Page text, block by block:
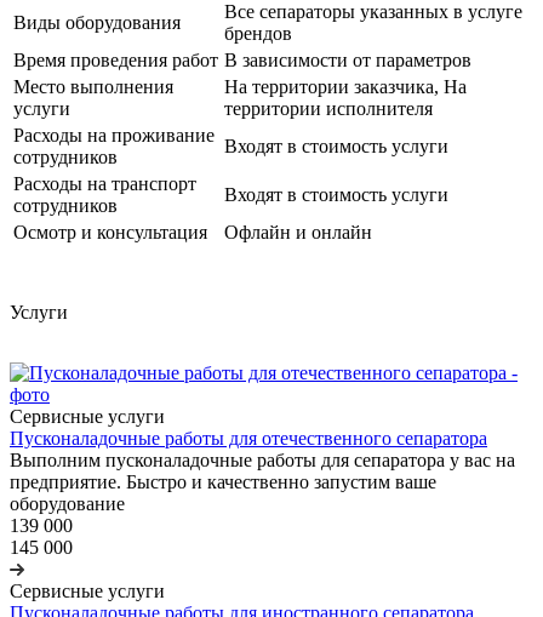
Виды оборудования
Все сепараторы указанных в услуге
брендов
Время проведения работ В зависимости от параметров
Место выполнения
услуги
На территории заказчика, На
территории исполнителя
Расходы на проживание
сотрудников
Входят в стоимость услуги
Расходы на транспорт
сотрудников
Входят в стоимость услуги
Осмотр и консультация
Офлайн и онлайн
Услуги
Сервисные услуги
Пусконаладочные работы для отечественного сепаратора
Выполним пусконаладочные работы для сепаратора у вас на
предприятие. Быстро и качественно запустим ваше
оборудование
139 000
145 000
Сервисные услуги